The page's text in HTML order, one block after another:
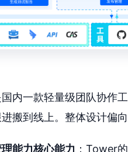
内一款轻量级团队协作
搬到线上。整体设计偏
能力核心能力 ：Tower